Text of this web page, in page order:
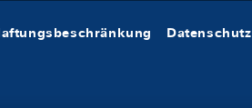
Datenschutz